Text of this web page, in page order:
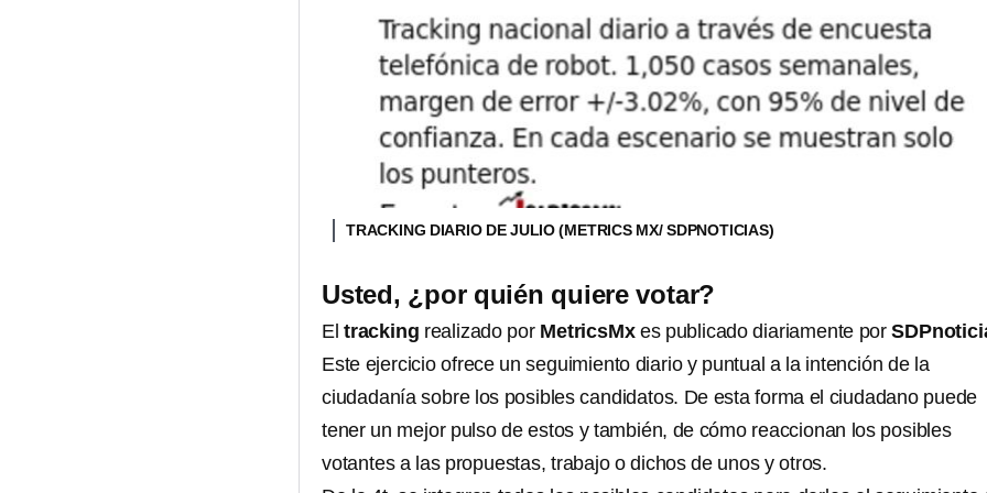
TRACKING DIARIO DE JULIO (METRICS MX/ SDPNOTICIAS)
Usted, ¿por quién quiere votar?
El tracking realizado por MetricsMxes publicado diariamente por
Este ejercicio ofrece un seguimiento diario y puntual a la intención de la
ciudadanía sobre los posibles candidatos. De esta forma el ciudadano puede
tener un mejor pulso de estos y también, de cómo reaccionan los posibles
votantes a las propuestas, trabajo o dichos de unos y otros.